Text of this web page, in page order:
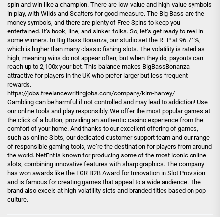
spin and win like a champion. There are low-value and high-value symbols
in play, with Wilds and Scatters for good measure. The Big Bass are the
money symbols, and there are plenty of Free Spins to keep you
entertained. It’s hook, line, and sinker, folks. So, let’s get ready to reel in
some winners. In Big Bass Bonanza, our studio set the RTP at 96.71%,
which is higher than many classic fishing slots. The volatility is rated as
high, meaning wins do not appear often, but when they do, payouts can
reach up to 2,100x your bet. This balance makes BigBassBonanza
attractive for players in the UK who prefer larger but less frequent
rewards.
https://jobs.freelancewritingjobs.com/company/kim-harvey/
Gambling can be harmful if not controlled and may lead to addiction! Use
our online tools and play responsibly. We offer the most popular games at
the click of a button, providing an authentic casino experience from the
comfort of your home. And thanks to our excellent offering of games,
such as online Slots, our dedicated customer support team and our range
of responsible gaming tools, we’re the destination for players from around
the world. NetEnt is known for producing some of the most iconic online
slots, combining innovative features with sharp graphics. The company
has won awards like the EGR B2B Award for Innovation in Slot Provision
and is famous for creating games that appeal to a wide audience. The
brand also excels at high-volatility slots and branded titles based on pop
culture.